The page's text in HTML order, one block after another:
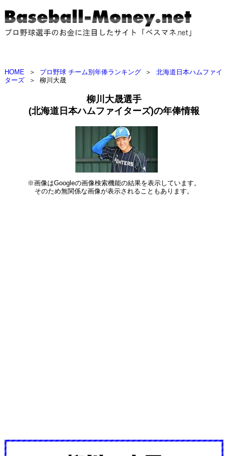
HOME ＞ プロ野球 チーム別年俸ランキング ＞
北海道日本ハムファイ
ターズ
＞ 柳川大晟
柳川大晟選手
(北海道日本ハムファイターズ)の年俸情報
※画像はGoogleの画像検索機能の結果を表示しています。
そのため無関係な画像が表示されることもあります。